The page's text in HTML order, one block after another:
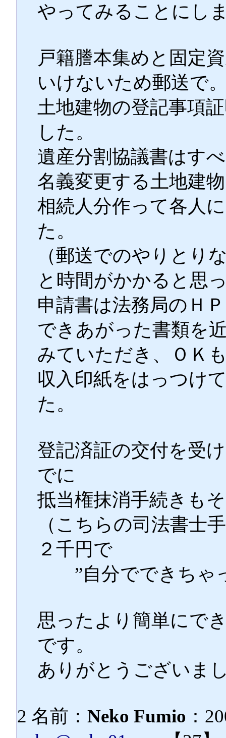
やってみることにし
戸籍謄本集めと固定
いけないため郵送で
土地建物の登記事項
した。
遺産分割協議書はす
名義変更する土地建
相続人分作って各人
た。
（郵送でのやりとり
と時間がかかると思
申請書は法務局のＨ
できあがった書類を
みていただき、ＯＫ
収入印紙をはっつけ
た。
登記済証の交付を受
でに
抵当権抹消手続きも
（こちらの司法書士
２千円で
”自分でできちゃ
思ったより簡単にで
です。
ありがとうございま
2 名前： Neko Fumio ：